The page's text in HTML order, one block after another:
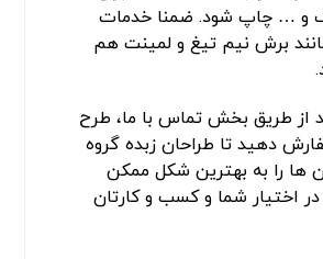
و … چاپ شود. ضمنا خدمات
برش نیم تیغ و لمینت هم
از طریق بخش تماس با ما، طرح
دهید تا طراحان زبده گروه
ها را به بهترین شکل ممکن
اختیار شما و کسب و کارتان